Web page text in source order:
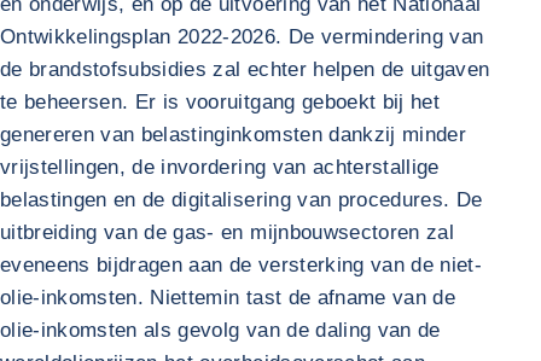
Ontwikkelingsplan 2022-2026. De vermindering van
de brandstofsubsidies zal echter helpen de uitgaven
te beheersen. Er is vooruitgang geboekt bij het
genereren van belastinginkomsten dankzij minder
vrijstellingen, de invordering van achterstallige
belastingen en de digitalisering van procedures. De
uitbreiding van de gas- en mijnbouwsectoren zal
eveneens bijdragen aan de versterking van de niet-
olie-inkomsten. Niettemin tast de afname van de
olie-inkomsten als gevolg van de daling van de